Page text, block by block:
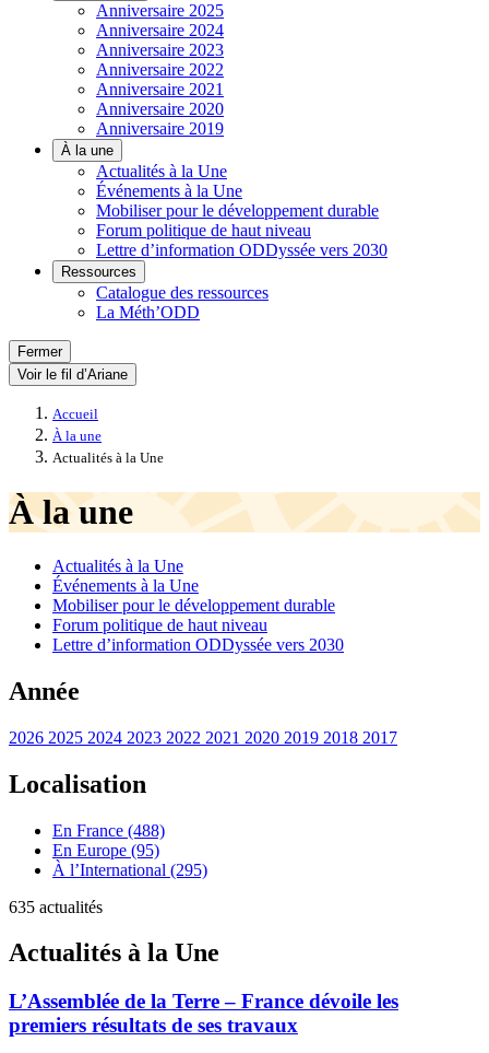
Anniversaire 2025
Anniversaire 2024
Anniversaire 2023
Anniversaire 2022
Anniversaire 2021
Anniversaire 2020
Anniversaire 2019
À la une
Actualités à la Une
Événements à la Une
Mobiliser pour le développement durable
Forum politique de haut niveau
Lettre d’information ODDyssée vers 2030
Ressources
Catalogue des ressources
La Méth’ODD
Fermer
Voir le fil d’Ariane
Accueil
À la une
Actualités à la Une
À la une
Actualités à la Une
Événements à la Une
Mobiliser pour le développement durable
Forum politique de haut niveau
Lettre d’information ODDyssée vers 2030
Année
2026 2025 2024 2023 2022 2021 2020 2019 2018 2017
Localisation
En France (488)
En Europe (95)
À l’International (295)
635 actualités
Actualités à la Une
L’Assemblée de la Terre – France dévoile les
premiers résultats de ses travaux